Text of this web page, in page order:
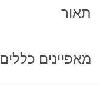
תאור
מאפיינים כללים